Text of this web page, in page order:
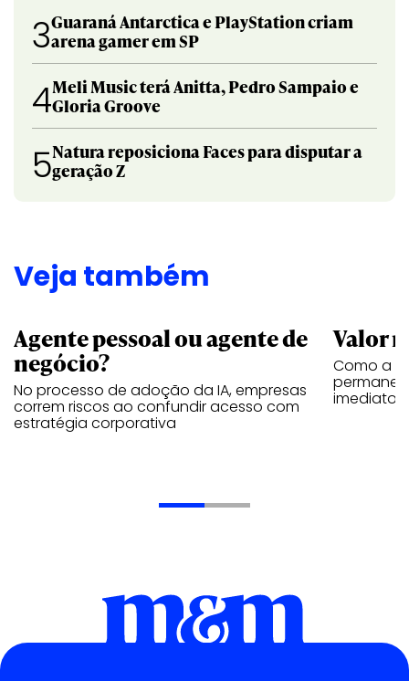
3Guaraná Antarctica e PlayStation criam
arena gamer em SP
4Meli Music terá Anitta, Pedro Sampaio e
Gloria Groove
5Natura reposiciona Faces para disputar a
geração Z
Veja também
Agente pessoal ou agente de
negócio?
No processo de adoção da IA, empresas
correm riscos ao confundir acesso com
estratégia corporativa
Valor
Como a
imediatos